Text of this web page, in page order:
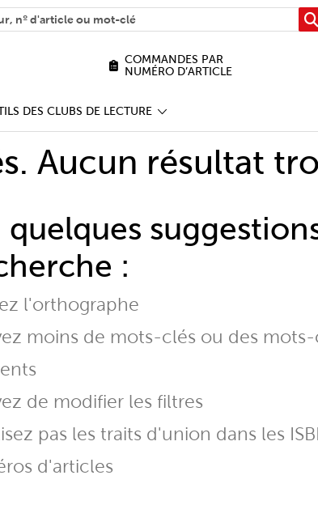
COMMANDES PAR
NUMÉRO D’ARTICLE
DES CLUBS DE LECTURE
Aucun résultat
quelques
:
l'orthographe
moins de mots-clés ou des
de modifier les filtres
pas les traits d'union dans les
d'articles